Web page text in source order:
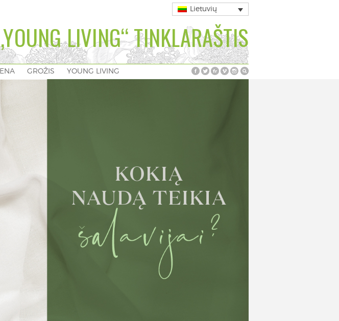
Lietuvių
LIVING“ TINKLARAŠTIS
GROŽIS YOUNG LIVING